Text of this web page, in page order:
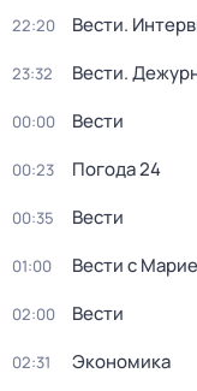
22:20 Вести.
23:32 Вести.
00:00 Вести
00:23 Погода 24
00:35 Вести
01:00 Вести с
02:00 Вести
02:31 Экономика